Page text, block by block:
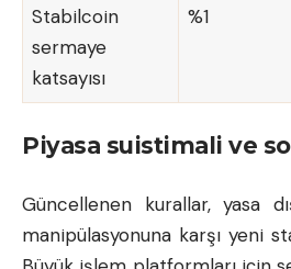
Stabilcoin
sermaye
katsayısı
%1
Piyasa suistimali ve
Güncellenen kurallar, yasa
manipülasyonuna karşı yeni